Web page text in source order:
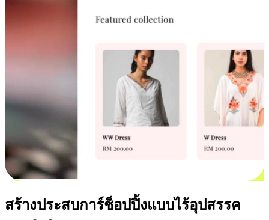
สร้างประสบการ์ช็อปปิ้งแบบไร้อุปสรรค